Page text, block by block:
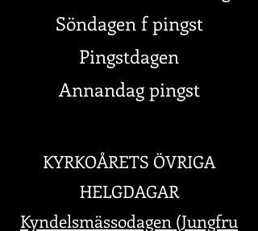
Söndagen f pingst
Pingstdagen
Annandag pingst
KYRKOÅRETS ÖVRIGA
HELGDAGAR
Kyndelsmässodagen (Jungfru